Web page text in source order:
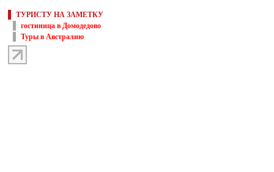
ТУРИСТУ НА ЗАМЕТКУ
гостиница в Домодедово
Туры в Австралию